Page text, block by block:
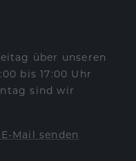
über unseren
bis 17:00 Uhr
sind wir
Mail senden